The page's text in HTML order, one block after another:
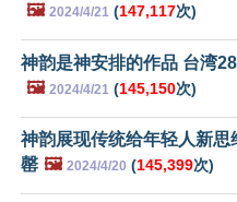
🖼️ 2024/4/21 (147,117次)
神韵是神安排的作品 台湾
🖼️ 2024/4/21 (145,150次)
神韵展现传统给年轻人新思
罄 🖼️ 2024/4/20 (145,399次)